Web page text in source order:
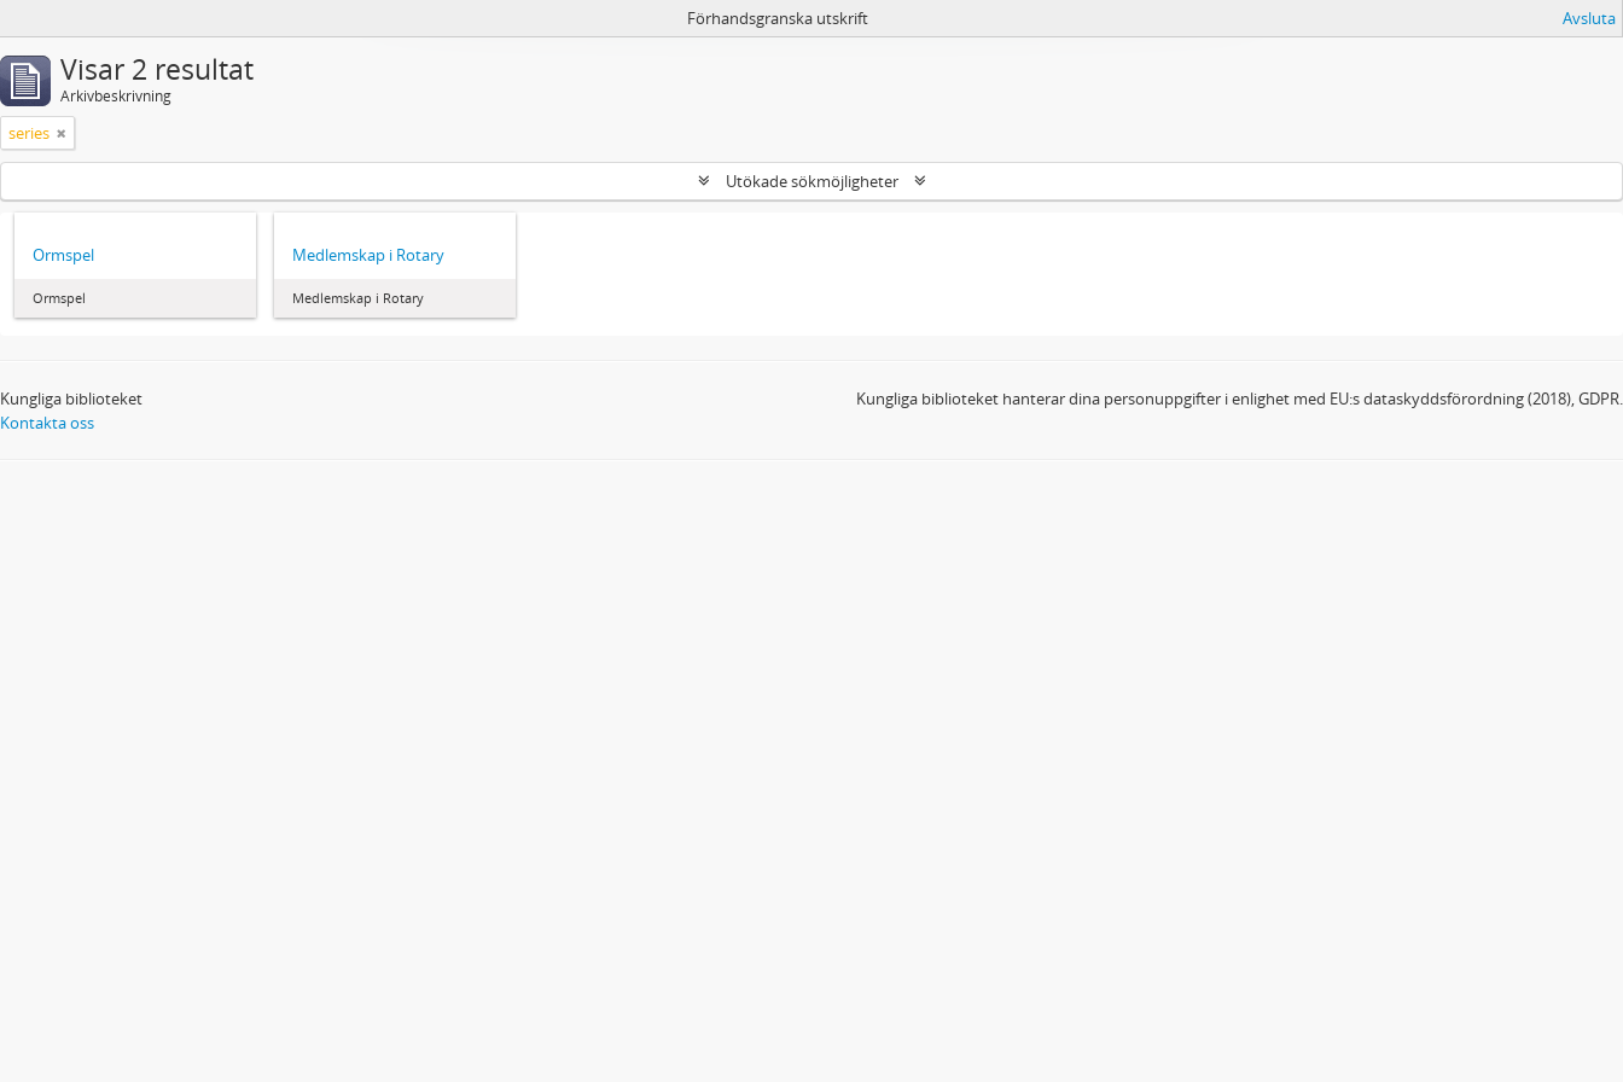
Förhandsgranska utskrift Avsluta
Visar 2 resultat
Arkivbeskrivning
series
Utökade sökmöjligheter
Ormspel
Ormspel
Medlemskap i Rotary
Medlemskap i Rotary
Kungliga biblioteket
Kontakta oss
Kungliga biblioteket hanterar dina personuppgifter i enlighet med EU:s dataskyddsförordning (2018), GDPR.